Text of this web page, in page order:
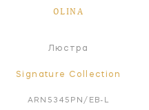
OLINA
Люстра
Signature Collection
ARN5345PN/EB-L